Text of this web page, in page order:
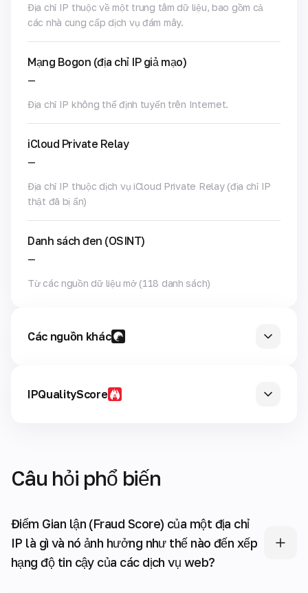
Địa chỉ IP thuộc về một trung tâm dữ liệu, bao gồm cả
các nhà cung cấp dịch vụ đám mây.
Mạng Bogon (địa chỉ IP giả mạo)
—
Địa chỉ IP không thể định tuyến trên Internet.
iCloud Private Relay
—
Địa chỉ IP thuộc dịch vụ iCloud Private Relay (địa chỉ IP
thật đã bị ẩn)
Danh sách đen (OSINT)
—
Từ các nguồn dữ liệu mở (118 danh sách)
Các nguồn khác
IPQualityScore
Câu hỏi phổ biến
Điểm Gian lận (Fraud Score) của một địa chỉ
IP là gì và nó ảnh hưởng như thế nào đến xếp
hạng độ tin cậy của các dịch vụ web?